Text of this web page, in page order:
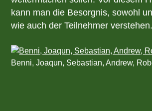
kann man die Besorgnis, sowohl
wie auch der Teilnehmer verstehen.
Benni, Joaqun, Sebastian, Andrew,